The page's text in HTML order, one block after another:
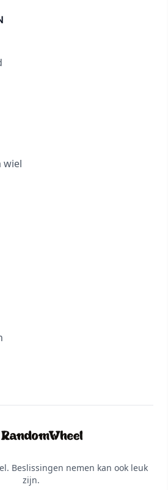
wiel
Beslissingen nemen kan ook leuk
zijn.